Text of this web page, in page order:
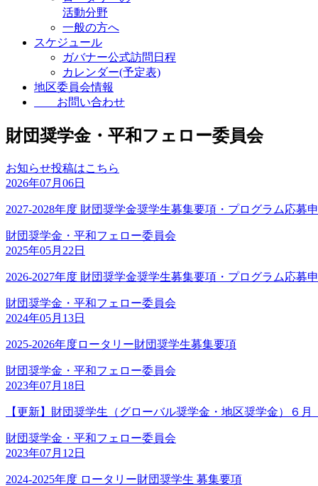
活動分野
一般の方へ
スケジュール
ガバナー公式訪問日程
カレンダー(予定表)
地区委員会情報
お問い合わせ
財団奨学金・平和フェロー委員会
お知らせ投稿はこちら
2026年07月06日
2027-2028年度 財団奨学金奨学生募集要項・プログラム応募
財団奨学金・平和フェロー委員会
2025年05月22日
2026-2027年度 財団奨学金奨学生募集要項・プログラム応募
財団奨学金・平和フェロー委員会
2024年05月13日
2025-2026年度ロータリー財団奨学生募集要項
財団奨学金・平和フェロー委員会
2023年07月18日
【更新】財団奨学生（グローバル奨学金・地区奨学金）６月
財団奨学金・平和フェロー委員会
2023年07月12日
2024-2025年度 ロータリー財団奨学生 募集要項